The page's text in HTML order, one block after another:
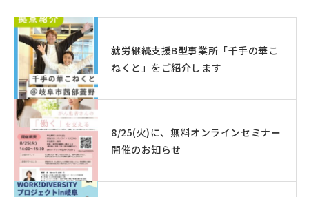
就労継続支援B型事業所「千手の華こ
ねくと」をご紹介します
8/25(火)に、無料オンラインセミナー
開催のお知らせ